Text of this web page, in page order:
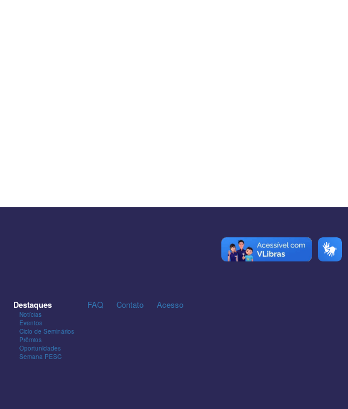
Destaques
Notícias
Eventos
Ciclo de Seminários
Prêmios
Oportunidades
Semana PESC
FAQ Contato Acesso